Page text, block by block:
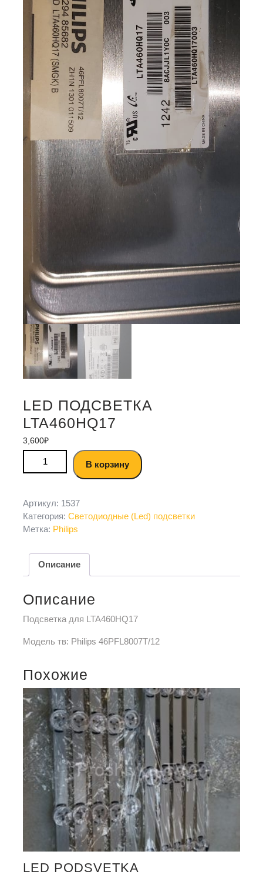
LED ПОДСВЕТКА
LTA460HQ17
3,600₽
В корзину
Артикул: 1537
Категория: Светодиодные (Led) подсветки
Метка: Philips
Описание
Описание
Подсветка для LTA460HQ17
Модель тв: Philips 46PFL8007T/12
Похожие
LED PODSVETKA